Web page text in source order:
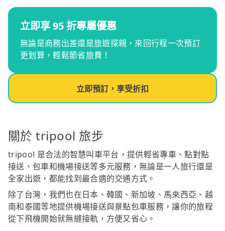
立即享 95 折專屬優惠
無論是商務出差還是旅遊探親，來回行程一次預訂
更划算，輕鬆節省旅費！
立即預訂，享受折扣
關於 tripool 旅步
tripool 是合法的智慧叫車平台，提供輕省專車、點對點
接送、包車和機場接送等多元服務，無論是一人旅行還是
全家出遊，都能找到最合適的交通方式。
除了台灣，我們也在日本、韓國、新加坡、馬來西亞、越
南和泰國等地提供機場接送與景點包車服務，讓你的旅程
從下飛機開始就無縫接軌，方便又省心。